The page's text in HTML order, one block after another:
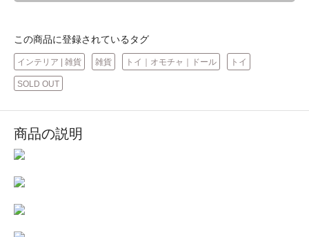
この商品に登録されているタグ
インテリア | 雑貨 雑貨 トイ｜オモチャ｜ドール トイ
SOLD OUT
商品の説明